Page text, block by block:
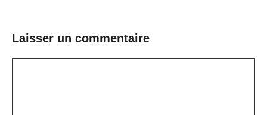
Laisser un commentaire